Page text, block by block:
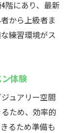
階にあり、最新
から上級者ま
練習環境がス
体験
ュアリー空間
ため、効率的
るため準備も